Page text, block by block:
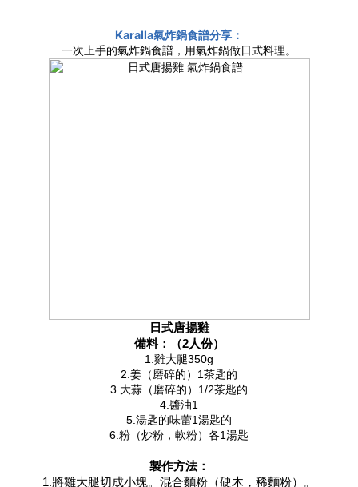
Karalla氣炸鍋食譜分享：
一次上手的氣炸鍋食譜，用氣炸鍋做日式料理。
日式唐揚雞
備料：（2人份）
1.雞大腿350g
2.姜（磨碎的）1茶匙的
3.大蒜（磨碎的）1/2茶匙的
4.醬油1
5.湯匙的味蕾1湯匙的
6.粉（炒粉，軟粉）各1湯匙
製作方法：
1.將雞大腿切成小塊。混合麵粉（硬木，稀麵粉）。